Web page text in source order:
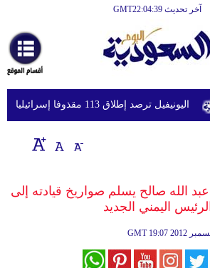
آخر تحديث GMT22:04:39
أخبارعاجلة
رياضة
ثقافة
إقتصاد
وموسيقى
اليونيفيل ترصد إطلاق 113 مقذوفا إسرائيليا على لبنان خلال يوم واحد
الله صالح يسلم صواريخ قيادته إلى
الرئيس اليمني الجديد
GMT